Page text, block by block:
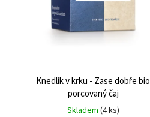
Knedlík v krku - Zase dobře bio
porcovaný čaj
Skladem (4 ks)